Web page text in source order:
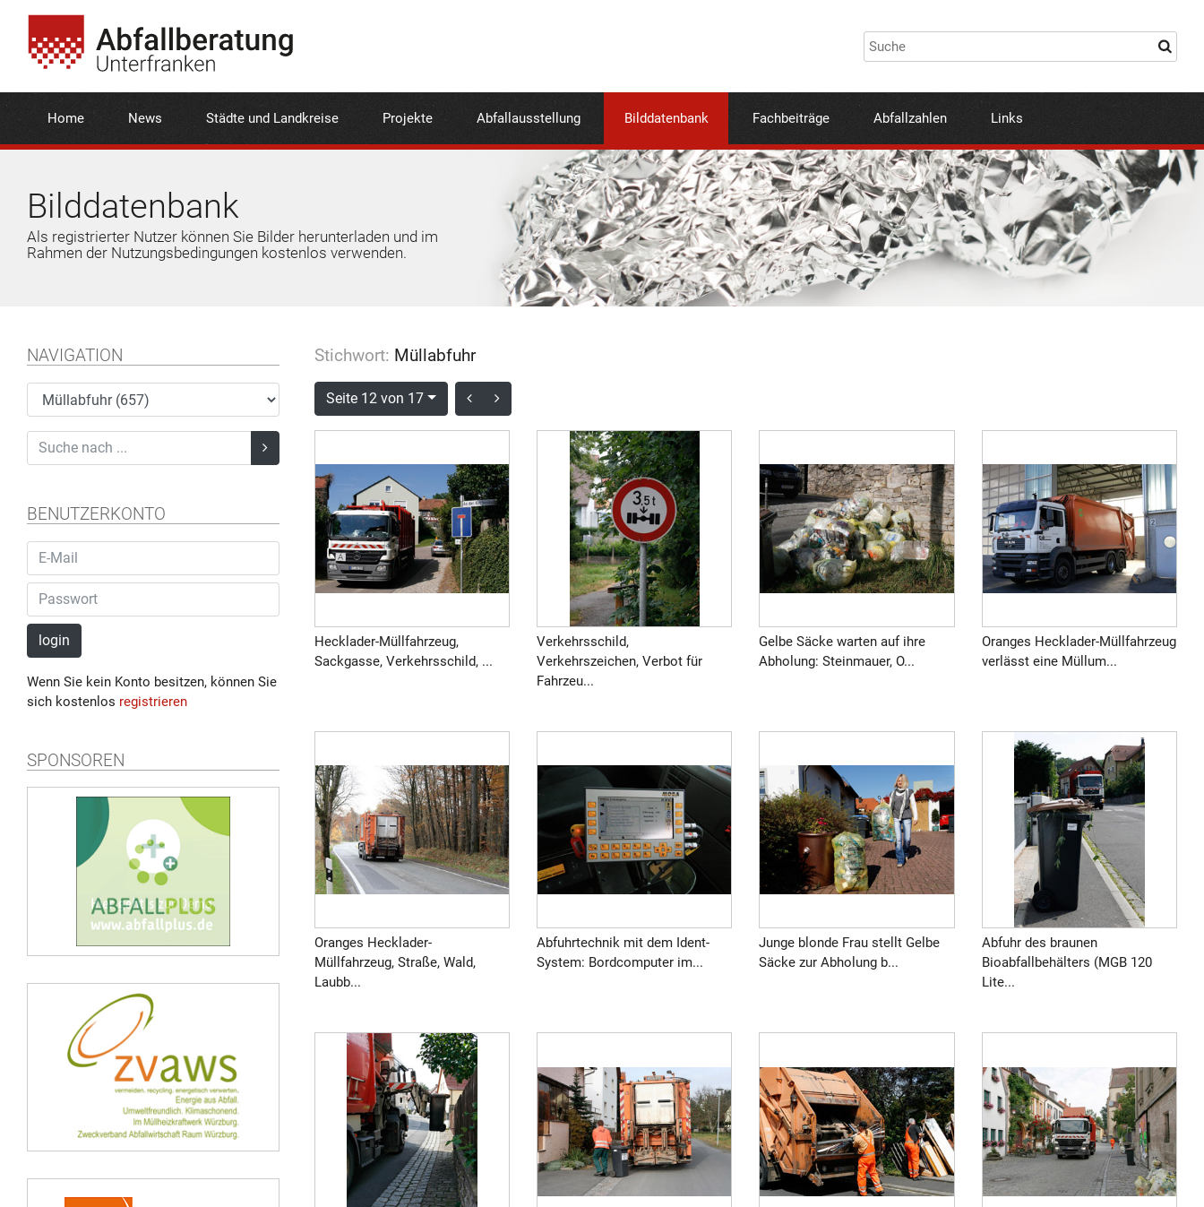
Home News Städte und Landkreise Projekte Abfallausstellung Bilddatenbank Fachbeiträge Abfallzahlen Links
Bilddatenbank
Als registrierter Nutzer können Sie Bilder herunterladen und im
Rahmen der Nutzungsbedingungen kostenlos verwenden.
NAVIGATION
BENUTZERKONTO
login
Wenn Sie kein Konto besitzen, können Sie
sich kostenlos registrieren
SPONSOREN
Stichwort: Müllabfuhr
Seite 12 von 17
Hecklader-Müllfahrzeug,
Sackgasse, Verkehrsschild, ...
Verkehrsschild,
Verkehrszeichen, Verbot für
Fahrzeu...
Gelbe Säcke warten auf ihre
Abholung: Steinmauer, O...
Oranges Hecklader-Müllfahrzeug
verlässt eine Müllum...
Oranges Hecklader-
Müllfahrzeug, Straße, Wald,
Laubb...
Abfuhrtechnik mit dem Ident-
System: Bordcomputer im...
Junge blonde Frau stellt Gelbe
Säcke zur Abholung b...
Abfuhr des braunen
Bioabfallbehälters (MGB 120
Lite...